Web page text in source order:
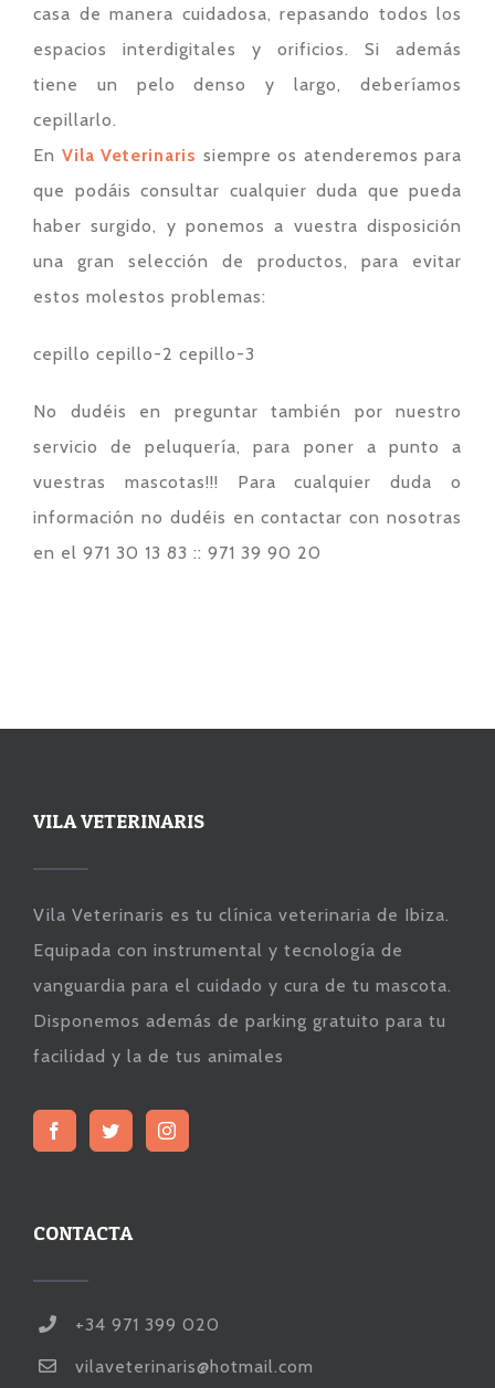
casa de manera cuidadosa, repasando todos los
espacios interdigitales y orificios. Si además
tiene un pelo denso y largo, deberíamos
cepillarlo.
En Vila Veterinaris siempre os atenderemos para
que podáis consultar cualquier duda que pueda
haber surgido, y ponemos a vuestra disposición
una gran selección de productos, para evitar
estos molestos problemas:
cepillo cepillo-2 cepillo-3
No dudéis en preguntar también por nuestro
servicio de peluquería, para poner a punto a
vuestras mascotas!!! Para cualquier duda o
información no dudéis en contactar con nosotras
en el 971 30 13 83 :: 971 39 90 20
VILA VETERINARIS
Vila Veterinaris es tu clínica veterinaria de Ibiza.
Equipada con instrumental y tecnología de
vanguardia para el cuidado y cura de tu mascota.
Disponemos además de parking gratuito para tu
facilidad y la de tus animales
CONTACTA
+34 971 399 020
vilaveterinaris@hotmail.com